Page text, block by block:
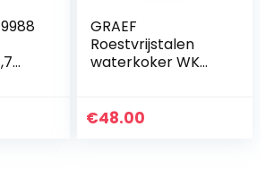
GRAEF
Roestvrijstalen
waterkoker WK
€48.00